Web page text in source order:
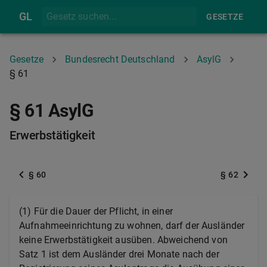
GL GESETZE
Gesetze Bundesrecht Deutschland
AsylG
§ 61
§ 61 AsylG
Erwerbstätigkeit
§ 60 § 62
(1) Für die Dauer der Pflicht, in einer
Aufnahmeeinrichtung zu wohnen, darf der Ausländer
keine Erwerbstätigkeit ausüben. Abweichend von
Satz 1 ist dem Ausländer drei Monate nach der